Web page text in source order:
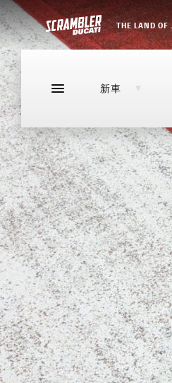
THE LAND OF
新車
DESERTX
DIAVEL
XDIAVEL
HYPERMOTARD
MONSTER
STREETFIGHTER
MULTISTRADA
PANIGALE
SUPERSPORT
LIMITED SERIES
新車 在庫車
DESERTX
DIAVEL
XDIAVEL
HYPERMOTARD
MONSTER
STREETFIGHTER
MULTISTRADA
PANIGALE
SUPERSPORT
LIMITED SERIES